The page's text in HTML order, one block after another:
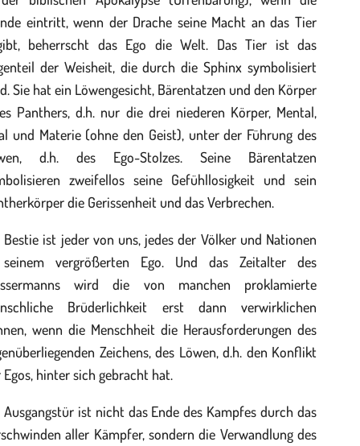
eintritt, wenn der Drache seine Macht an das Tier
beherrscht das Ego die Welt. Das Tier ist das
der Weisheit, die durch die Sphinx symbolisiert
Sie hat ein Löwengesicht, Bärentatzen und den Körper
Panthers, d.h. nur die drei niederen Körper, Mental,
und Materie (ohne den Geist), unter der Führung des
d.h. des Ego-Stolzes. Seine Bärentatzen
zweifellos seine Gefühllosigkeit und sein
die Gerissenheit und das Verbrechen.
Bestie ist jeder von uns, jedes der Völker und Nationen
vergrößerten Ego. Und das Zeitalter des
wird die von manchen proklamierte
Brüderlichkeit erst dann verwirklichen
wenn die Menschheit die Herausforderungen des
Zeichens, des Löwen, d.h. den Konflikt
Egos, hinter sich gebracht hat.
Ausgangstür ist nicht das Ende des Kampfes durch das
aller Kämpfer, sondern die Verwandlung des